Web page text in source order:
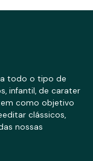
a todo o tipo de
infantil, de carater
como objetivo
clássicos,
nossas